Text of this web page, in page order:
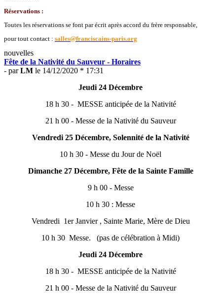
Réservations :
Toutes les réservations se font par écrit après accord du frère responsable,
pour tout contact : salles@franciscains-paris.org
nouvelles
Fête de la Nativité du Sauveur - Horaires
- parLM le 14/12/2020 * 17:31
Jeudi 24 Décembre
18 h 30 - MESSE anticipée de la Nativité
21 h 00 - Messe de la Nativité du Sauveur
Vendredi 25 Décembre, Solennité de la Nativité
10 h 30 - Messe du Jour de Noël
Dimanche 27 Décembre, Fête de la Sainte Famille
9 h 00 - Messe
10 h 30 : Messe
Vendredi 1er Janvier , Sainte Marie, Mère de Dieu
10 h 30 Messe. (pas de célébration à Midi)
Jeudi 24 Décembre
18 h 30 - MESSE anticipée de la Nativité
21 h 00 - Messe de la Nativité du Sauveur